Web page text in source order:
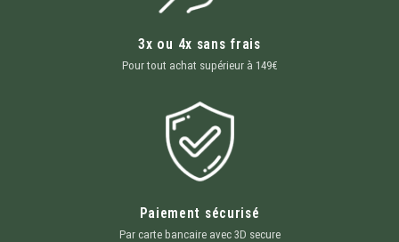
3x ou 4x sans frais
Pour tout achat supérieur à 149€
Paiement sécurisé
Par carte bancaire avec 3D secure